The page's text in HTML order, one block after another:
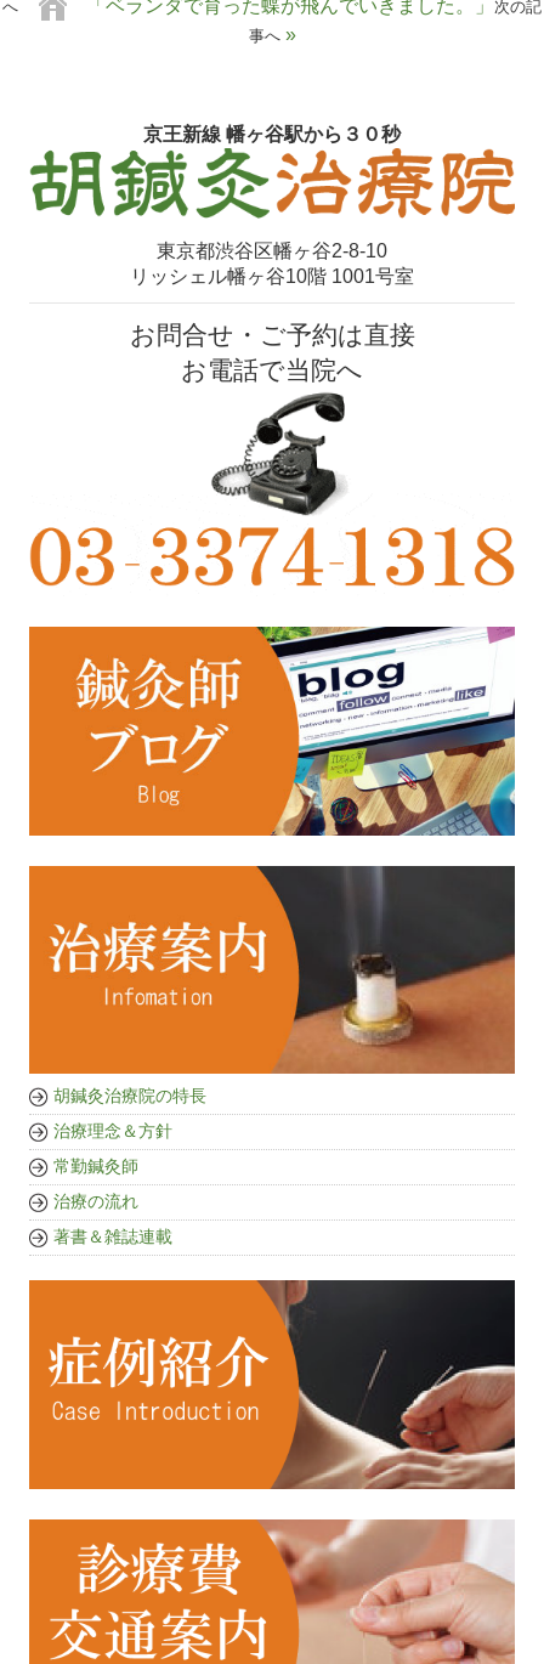
へ 「ベランダで育った蝶が飛んでいきました。」
次の記
事へ»
京王新線 幡ヶ谷駅から３０秒
東京都渋谷区幡ヶ谷2-8-10
リッシェル幡ヶ谷10階 1001号室
お問合せ・ご予約は直接
お電話で当院へ
胡鍼灸治療院の特長
治療理念＆方針
常勤鍼灸師
治療の流れ
著書＆雑誌連載